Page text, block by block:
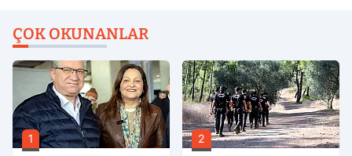
ÇOK OKUNANLAR
1 2